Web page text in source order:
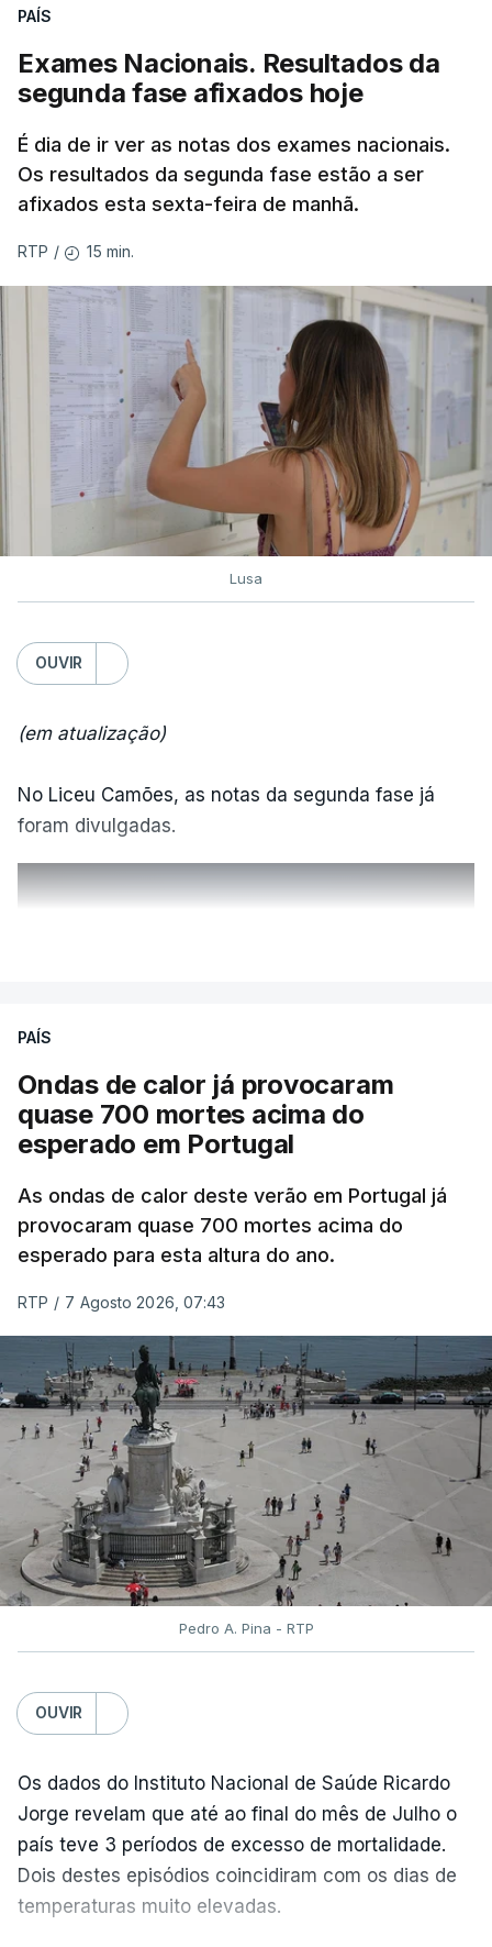
PAÍS
Exames Nacionais. Resultados da
segunda fase afixados hoje
É dia de ir ver as notas dos exames nacionais.
Os resultados da segunda fase estão a ser
afixados esta sexta-feira de manhã.
RTP / 15 min.
Lusa
OUVIR
(em atualização)
No Liceu Camões, as notas da segunda fase já
foram divulgadas.
Também em Coimbra, na escola secundária de
Avelar Brotero foram afixados à hora prevista os
resultados.
devem sair durante a tarde.
A primeira fase de acesso ao ensino superior
terminou na quinta-feira. Mas o Governo decidiu
dar mais três dias aos cerca de 20 mil alunos que
pediram a revisão das provas.
PAÍS
Ondas de calor já provocaram
quase 700 mortes acima do
esperado em Portugal
As ondas de calor deste verão em Portugal já
provocaram quase 700 mortes acima do
esperado para esta altura do ano.
RTP / 7 Agosto 2026, 07:43
Pedro A. Pina - RTP
OUVIR
Os dados do Instituto Nacional de Saúde Ricardo
Jorge revelam que até ao final do mês de Julho o
país teve 3 períodos de excesso de mortalidade.
Dois destes episódios coincidiram com os dias de
temperaturas muito elevadas.